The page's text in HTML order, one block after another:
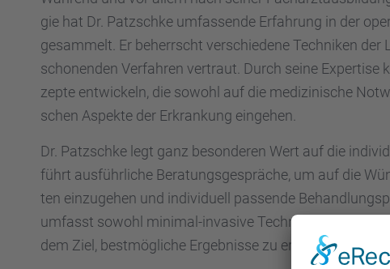
gie hat Dr. Patzschke umfas­sende Erfah­rung in der
gesam­melt. Er beherrscht verschie­dene Techni­ken
schonen­den Verfah­ren vertraut. Durch seine
zepte entwi­ckeln, die sowohl auf die medizi­ni­sche
schen Aspekte der Erkran­kung einge­hen.
Dr. Patzschke legt ganz beson­de­ren Wert auf die
führt ausführ­li­che Beratungs­ge­sprä­che, um auf die
ten einzu­ge­hen und indivi­du­ell passende
umfasst sowohl minimal-invasive Techni­ken als auch
dem Ziel, bestmög­li­che Ergeb­nisse zu errei­chen.